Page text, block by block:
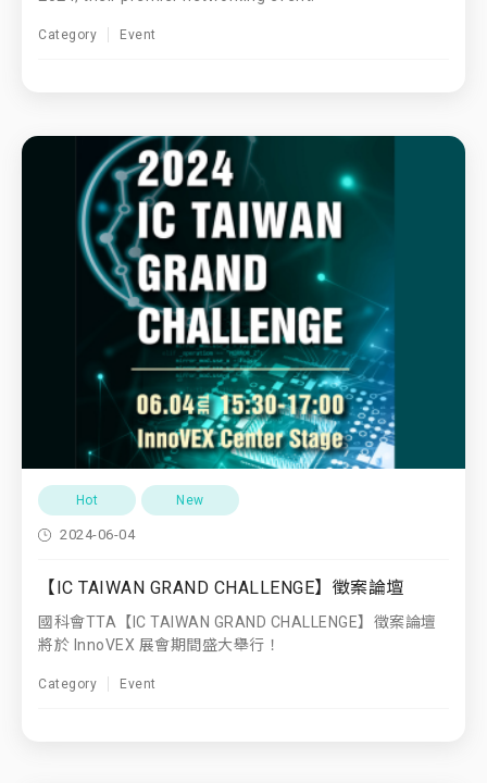
Category Event
Hot New
2024-06-04
【IC TAIWAN GRAND CHALLENGE】徵案論壇
國科會TTA【IC TAIWAN GRAND CHALLENGE】徵案論壇
將於 InnoVEX 展會期間盛大舉行！
Category Event